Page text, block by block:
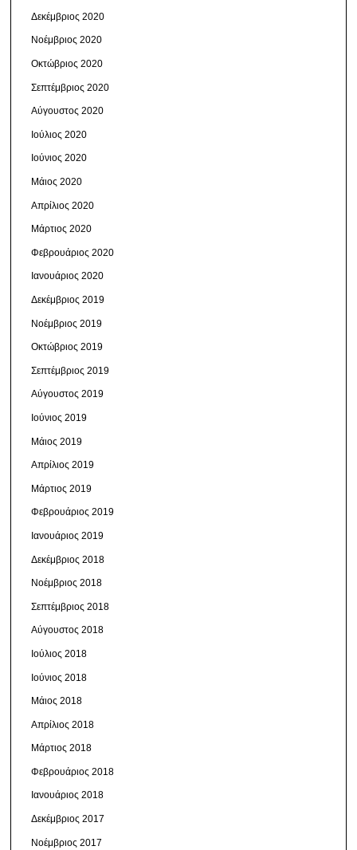
Δεκέμβριος 2020
Νοέμβριος 2020
Οκτώβριος 2020
Σεπτέμβριος 2020
Αύγουστος 2020
Ιούλιος 2020
Ιούνιος 2020
Μάιος 2020
Απρίλιος 2020
Μάρτιος 2020
Φεβρουάριος 2020
Ιανουάριος 2020
Δεκέμβριος 2019
Νοέμβριος 2019
Οκτώβριος 2019
Σεπτέμβριος 2019
Αύγουστος 2019
Ιούνιος 2019
Μάιος 2019
Απρίλιος 2019
Μάρτιος 2019
Φεβρουάριος 2019
Ιανουάριος 2019
Δεκέμβριος 2018
Νοέμβριος 2018
Σεπτέμβριος 2018
Αύγουστος 2018
Ιούλιος 2018
Ιούνιος 2018
Μάιος 2018
Απρίλιος 2018
Μάρτιος 2018
Φεβρουάριος 2018
Ιανουάριος 2018
Δεκέμβριος 2017
Νοέμβριος 2017